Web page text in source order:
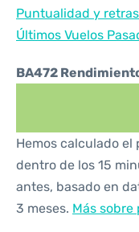
Puntualidad y
Últimos Vuelos
BA472
Hemos calculado
dentro de los 15
antes, basado en
3 meses. Más